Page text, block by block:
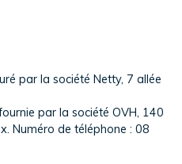
par la société Netty, 7 allée
par la société OVH, 140
Numéro de téléphone : 08